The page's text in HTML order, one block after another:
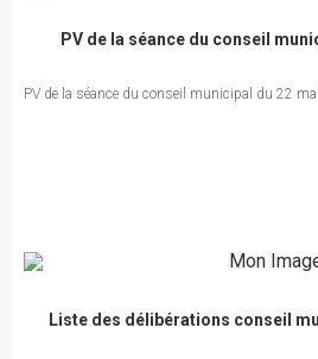
PV de la séance du conseil
PV de la séance du conseil municipal du 22
Liste des délibérations conseil